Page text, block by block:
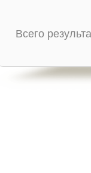
Всего